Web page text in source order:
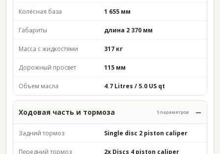
Колёсная база 1 655 мм
Габариты длина 2 370 мм
Масса с жидкостями 317 кг
Дорожный просвет 115 мм
Объем масла 4.7 Litres / 5.0 US qt
Ходовая часть и тормоза 5 параметров
Задний тормоз Single disc 2 piston caliper
Передний тормоз 2x Discs 4 piston caliper